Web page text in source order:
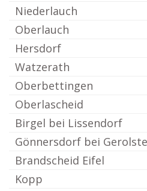
Niederlauch
Oberlauch
Hersdorf
Watzerath
Oberbettingen
Oberlascheid
Birgel bei Lissendorf
Gönnersdorf bei
Brandscheid Eifel
Kopp